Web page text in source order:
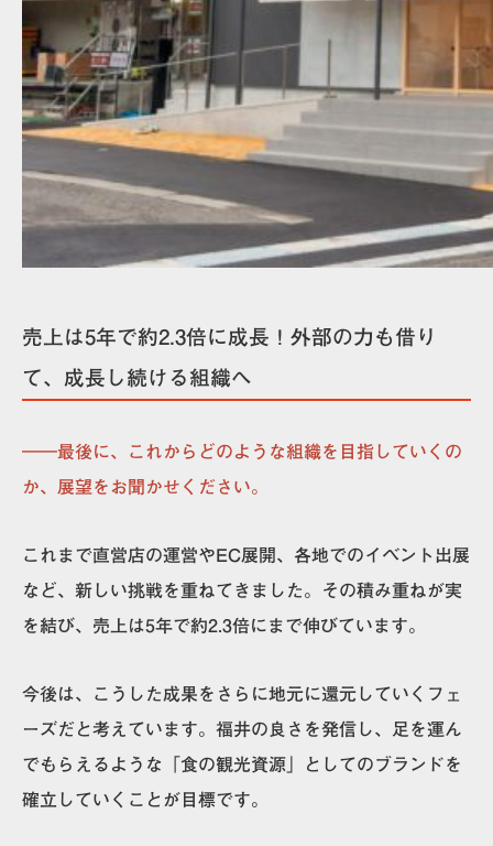
売上は5年で約2.3倍に成長！外部の力も借り
て、成長し続ける組織へ
――最後に、これからどのような組織を目指していくの
か、展望をお聞かせください。
これまで直営店の運営やEC展開、各地でのイベント出展
など、新しい挑戦を重ねてきました。その積み重ねが実
を結び、売上は5年で約2.3倍にまで伸びています。
今後は、こうした成果をさらに地元に還元していくフェ
ーズだと考えています。福井の良さを発信し、足を運ん
でもらえるような「食の観光資源」としてのブランドを
確立していくことが目標です。